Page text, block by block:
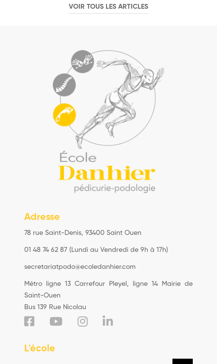
VOIR TOUS LES ARTICLES
Adresse
78 rue Saint-Denis, 93400 Saint Ouen
01 48 74 62 87 (Lundi au Vendredi de 9h à 17h)
secretariatpodo@ecoledanhier.com
Métro ligne 13 Carrefour Pleyel, ligne 14 Mairie de
Saint-Ouen
Bus 139 Rue Nicolau
L'école